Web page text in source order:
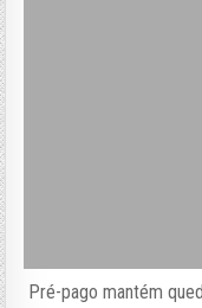
Pré-pago mantém